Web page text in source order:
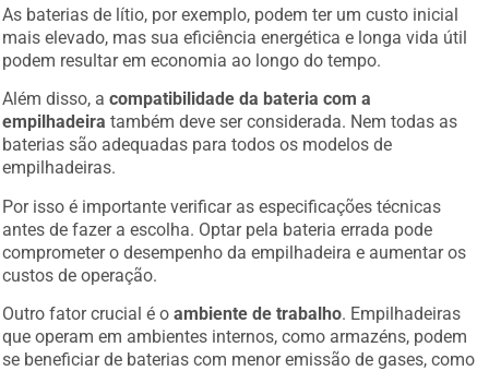
As baterias de lítio, por exemplo, podem ter um custo inicial
mais elevado, mas sua eficiência energética e longa vida útil
podem resultar em economia ao longo do tempo.
Além disso, acompatibilidade da bateria com a
empilhadeira também deve ser considerada. Nem todas as
baterias são adequadas para todos os modelos de
empilhadeiras.
Por isso é importante verificar as especificações técnicas
antes de fazer a escolha. Optar pela bateria errada pode
comprometer o desempenho da empilhadeira e aumentar os
custos de operação.
Outro fator crucial é oambiente de trabalho. Empilhadeiras
que operam em ambientes internos, como armazéns, podem
se beneficiar de baterias com menor emissão de gases, como